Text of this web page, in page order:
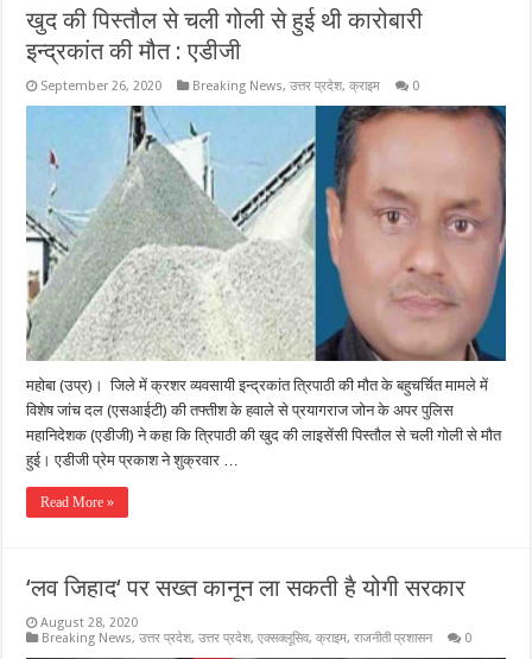
खुद की पिस्तौल से चली गोली से हुई थी कारोबारी
इन्द्रकांत की मौत : एडीजी
September 26, 2020 Breaking News,उत्तर प्रदेश,क्राइम 0
महोबा (उप्र)। जिले में क्रशर व्यवसायी इन्द्रकांत त्रिपाठी की मौत के बहुचर्चित मामले में
विशेष जांच दल (एसआईटी) की तफ्तीश के हवाले से प्रयागराज जोन के अपर पुलिस
महानिदेशक (एडीजी) ने कहा कि त्रिपाठी की खुद की लाइसेंसी पिस्तौल से चली गोली से मौत
हुई। एडीजी प्रेम प्रकाश ने शुक्रवार …
Read More »
‘लव जिहाद‘ पर सख्त कानून ला सकती है योगी सरकार
August 28, 2020
Breaking News,उत्तर प्रदेश,उत्तर प्रदेश,एक्सक्लूसिव,क्राइम,राजनीती प्रशासन 0